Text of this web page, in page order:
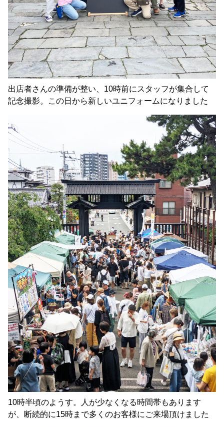
出店者さんの準備が整い、10時前にスタッフが集合して
記念撮影。この日から新しいユニフォームになりました
10時半頃のようす。人が少なくなる時間帯もあります
が、断続的に15時まで多くのお客様にご来場頂けました